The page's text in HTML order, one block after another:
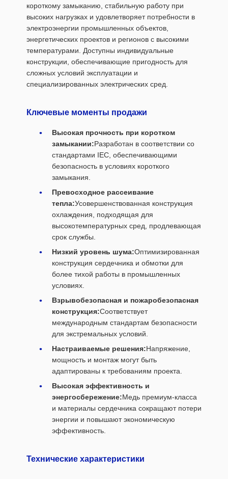
короткому замыканию, стабильную работу при
высоких нагрузках и удовлетворяет потребности в
электроэнергии промышленных объектов,
энергетических проектов и регионов с высокими
температурами. Доступны индивидуальные
конструкции, обеспечивающие пригодность для
сложных условий эксплуатации и
специализированных электрических сред.
Ключевые моменты продажи
Высокая прочность при коротком
замыкании:Разработан в соответствии со
стандартами IEC, обеспечивающими
безопасность в условиях короткого
замыкания.
Превосходное рассеивание
тепла:Усовершенствованная конструкция
охлаждения, подходящая для
высокотемпературных сред, продлевающая
срок службы.
Низкий уровень шума:Оптимизированная
конструкция сердечника и обмотки для
более тихой работы в промышленных
условиях.
Взрывобезопасная и пожаробезопасная
конструкция:Соответствует
международным стандартам безопасности
для экстремальных условий.
Настраиваемые решения:Напряжение,
мощность и монтаж могут быть
адаптированы к требованиям проекта.
Высокая эффективность и
энергосбережение:Медь премиум-класса
и материалы сердечника сокращают потери
энергии и повышают экономическую
эффективность.
Технические характеристики